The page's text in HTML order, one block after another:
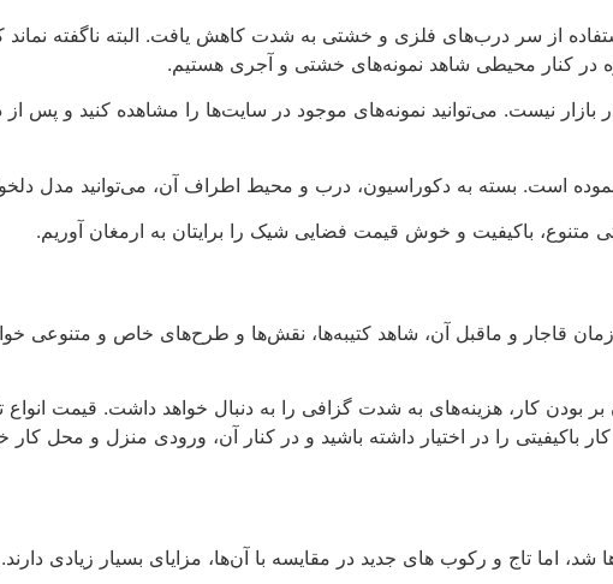
از سر درب‌های فلزی و خشتی به شدت کاهش یافت. البته ناگفته
در کنار محیطی شاهد نمونه‌های خشتی و آجری هستیم.
نیست. می‌توانید نمونه‌های موجود در سایت‌ها را مشاهده کنید و پس از
است. بسته به دکوراسیون، درب و محیط اطراف آن، می‌توانید مدل
متنوع، باکیفیت و خوش قیمت فضایی شیک را برایتان به ارمغان آوریم.
قاجار و ماقبل آن، شاهد کتیبه‌ها، نقش‌ها و طرح‌های خاص و متنوعی
بودن کار، هزینه‌های به شدت گزافی را به دنبال خواهد داشت. قیمت انواع
را در اختیار داشته باشید و در کنار آن، ورودی منزل و محل کار خود
تاج و رکوب های جدید در مقایسه با آن‌ها، مزایای بسیار زیادی